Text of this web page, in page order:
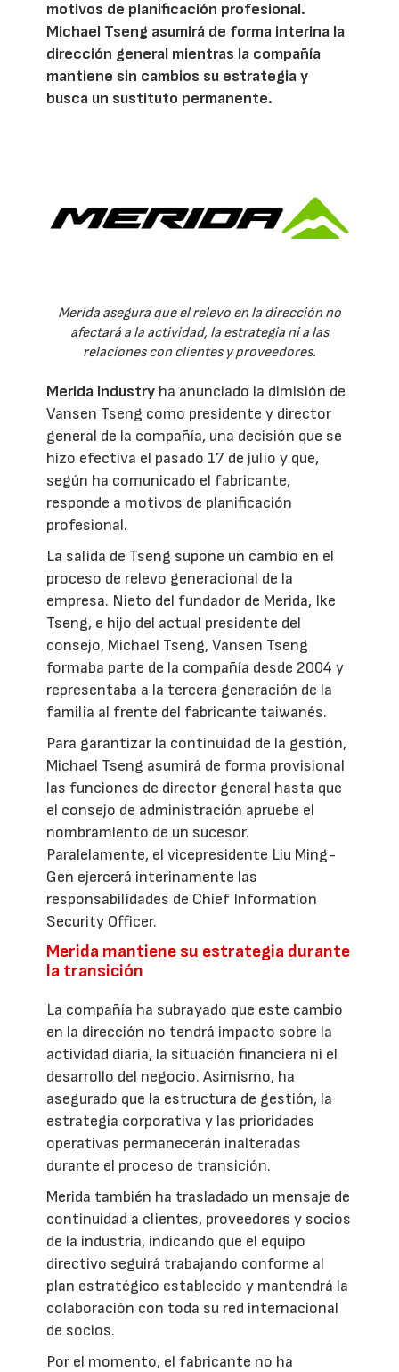
motivos de planificación profesional.
Michael Tseng asumirá de forma interina la
dirección general mientras la compañía
mantiene sin cambios su estrategia y
busca un sustituto permanente.
Merida asegura que el relevo en la dirección no
afectará a la actividad, la estrategia ni a las
relaciones con clientes y proveedores.
Merida Industry ha anunciado la dimisión de
Vansen Tseng como presidente y director
general de la compañía, una decisión que se
hizo efectiva el pasado 17 de julio y que,
según ha comunicado el fabricante,
responde a motivos de planificación
profesional.
La salida de Tseng supone un cambio en el
proceso de relevo generacional de la
empresa. Nieto del fundador de Merida, Ike
Tseng, e hijo del actual presidente del
consejo, Michael Tseng, Vansen Tseng
formaba parte de la compañía desde 2004 y
representaba a la tercera generación de la
familia al frente del fabricante taiwanés.
Para garantizar la continuidad de la gestión,
Michael Tseng asumirá de forma provisional
las funciones de director general hasta que
el consejo de administración apruebe el
nombramiento de un sucesor.
Paralelamente, el vicepresidente Liu Ming-
Gen ejercerá interinamente las
responsabilidades de Chief Information
Security Officer.
Merida mantiene su estrategia durante
la transición
La compañía ha subrayado que este cambio
en la dirección no tendrá impacto sobre la
actividad diaria, la situación financiera ni el
desarrollo del negocio. Asimismo, ha
asegurado que la estructura de gestión, la
estrategia corporativa y las prioridades
operativas permanecerán inalteradas
durante el proceso de transición.
Merida también ha trasladado un mensaje de
continuidad a clientes, proveedores y socios
de la industria, indicando que el equipo
directivo seguirá trabajando conforme al
plan estratégico establecido y mantendrá la
colaboración con toda su red internacional
de socios.
Por el momento, el fabricante no ha